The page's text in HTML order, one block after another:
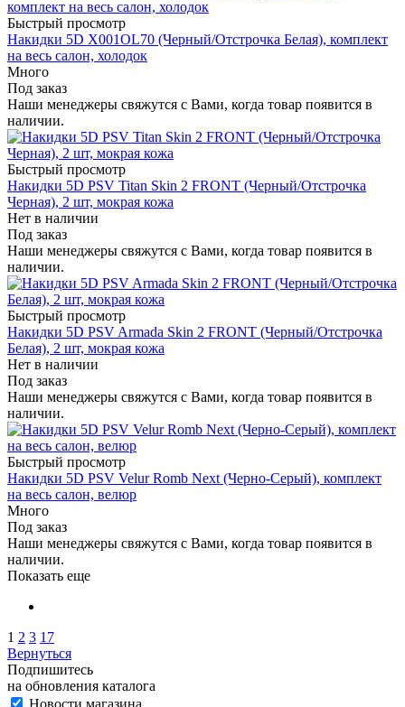
Быстрый просмотр
Накидки 5D X001OL70 (Черный/Отстрочка Белая), комплект
на весь салон, холодок
Много
Под заказ
Наши менеджеры свяжутся с Вами, когда товар появится в
наличии.
Быстрый просмотр
Накидки 5D PSV Titan Skin 2 FRONT (Черный/Отстрочка
Черная), 2 шт, мокрая кожа
Нет в наличии
Под заказ
Наши менеджеры свяжутся с Вами, когда товар появится в
наличии.
Быстрый просмотр
Накидки 5D PSV Armada Skin 2 FRONT (Черный/Отстрочка
Белая), 2 шт, мокрая кожа
Нет в наличии
Под заказ
Наши менеджеры свяжутся с Вами, когда товар появится в
наличии.
Быстрый просмотр
Накидки 5D PSV Velur Romb Next (Черно-Серый), комплект
на весь салон, велюр
Много
Под заказ
Наши менеджеры свяжутся с Вами, когда товар появится в
наличии.
Показать еще
1 2 3 17
Вернуться
Подпишитесь
на обновления каталога